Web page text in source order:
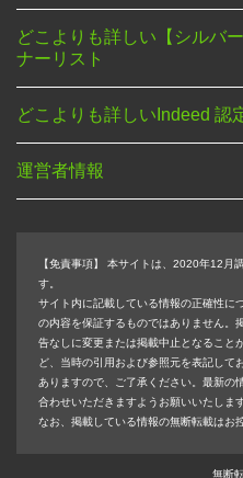
どこよりも詳しい【シルバ
ナーリスト
どこよりも詳しいIndeed 認
運営者情報
【免責事項】
本サイトは、2020年12月
す。
サイト内に記載している情報の正確性に
の内容を保証するものではありません。
告なしに変更または掲載中止となること
ど、当時の引用および参照元を表記して
ありますので、ご了承ください。最新の
合わせいただきますようお願いいたします
なお、掲載している情報の無断転載はお
無断